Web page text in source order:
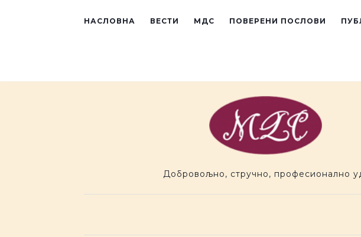
НАСЛОВНА ВЕСТИ МДС ПОВЕРЕНИ ПОСЛОВИ
Добровољно, стручно, професионално